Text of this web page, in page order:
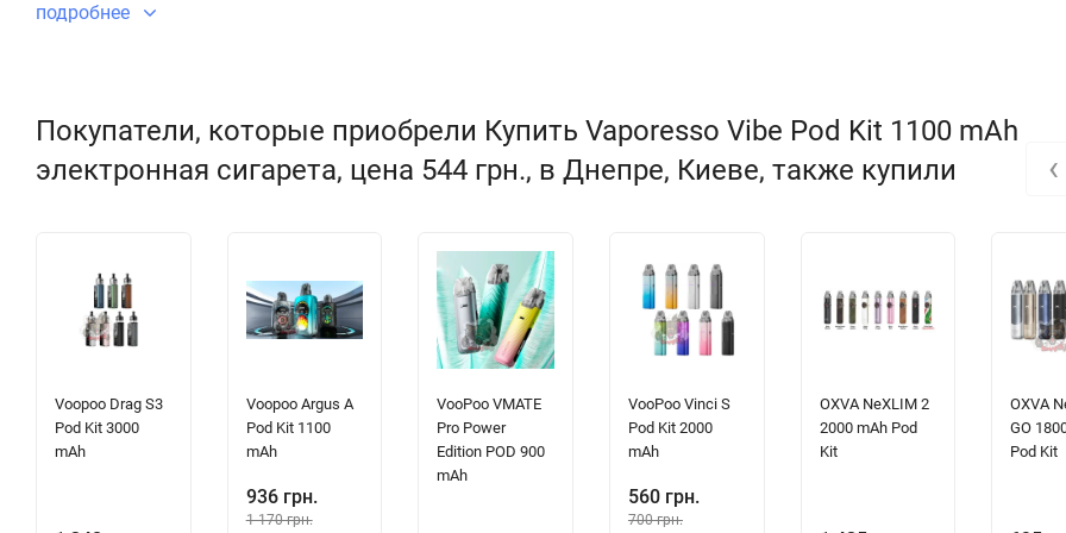
подробнее
Покупатели, которые приобрели Купить Vaporesso Vibe Pod Kit 1100 mAh
электронная сигарета, цена 544 грн., в Днепре, Киеве, также купили
Voopoo Drag S3
Pod Kit 3000
mAh
Voopoo Argus A
Pod Kit 1100
mAh
936 грн.
1 170 грн.
VooPoo VMATE
Pro Power
Edition POD 900
mAh
VooPoo Vinci S
Pod Kit 2000
mAh
560 грн.
700 грн.
OXVA NeXLIM 2
2000 mAh Pod
Kit
OXVA
GO
Pod Kit
‹